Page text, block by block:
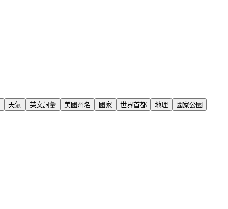
天氣 英文詞彙 美國州名 國家 世界首都 地理
國家公園